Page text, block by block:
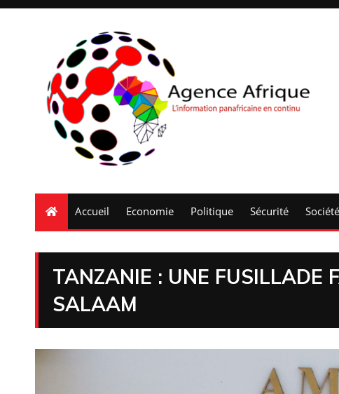
Accueil Economie Politique Sécurité Société
TANZANIE : UNE FUSILLADE
SALAAM